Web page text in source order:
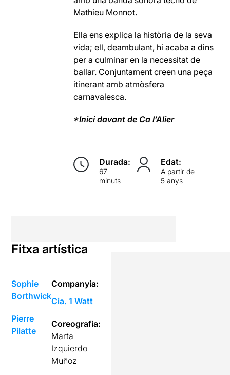
Mathieu Monnot.
Ella ens explica la història de la seva
vida; ell, deambulant, hi acaba a dins
per a culminar en la necessitat de
ballar. Conjuntament creen una peça
itinerant amb atmòsfera
carnavalesca.
*Inici davant de Ca l’Alier
Durada:
67
minuts
Edat:
A partir de
5 anys
Fitxa artística
Sophie
Borthwick
Pierre
Pilatte
Companyia:
Cia. 1 Watt
Coreografia:
Marta
Izquierdo
Muñoz